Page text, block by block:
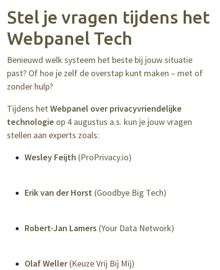
Stel je vragen tijdens het
Webpanel Tech
Benieuwd welk systeem het beste bij jouw situatie
past? Of hoe je zelf de overstap kunt maken – met of
zonder hulp?
Tijdens hetWebpanel over privacyvriendelijke
technologie op 4 augustus a.s. kun je jouw vragen
stellen aan experts zoals:
Wesley Feijth (ProPrivacy.io)
Erik van der Horst(Goodbye Big Tech)
Robert-Jan Lamers (Your Data Network)
Olaf Weller(Keuze Vrij Bij Mij)